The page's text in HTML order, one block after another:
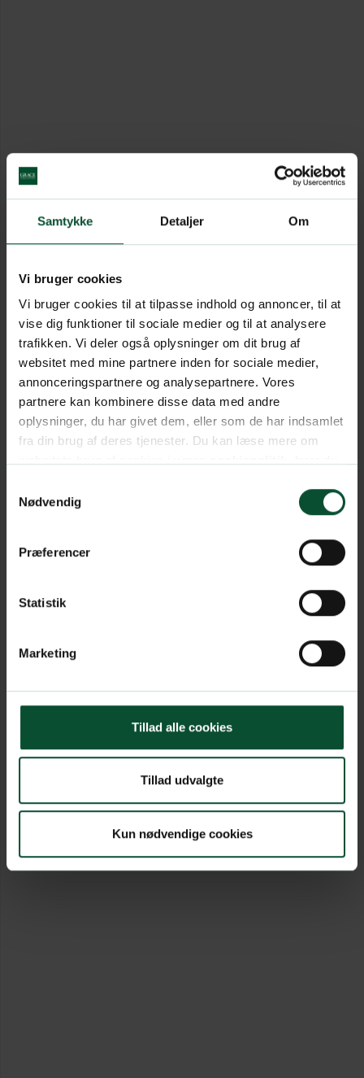
Samtykke Detaljer Om
Vi bruger cookies
Vi bruger cookies til at tilpasse indhold og annoncer, til at
vise dig funktioner til sociale medier og til at analysere
trafikken. Vi deler også oplysninger om dit brug af
websitet med mine partnere inden for sociale medier,
annonceringspartnere og analysepartnere. Vores
partnere kan kombinere disse data med andre
oplysninger, du har givet dem, eller som de har indsamlet
fra din brug af deres tjenester. Du kan læse mere om
Nødvendig
Præferencer
Statistik
Marketing
Tillad alle cookies
Tillad udvalgte
Kun nødvendige cookies